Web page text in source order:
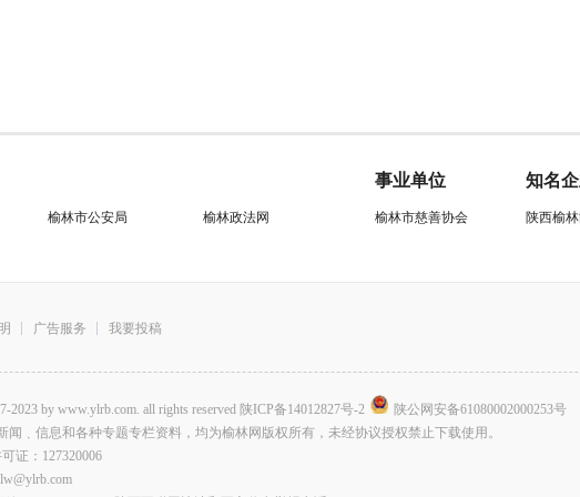
榆林市公安局 榆林政法网
事业单位
榆林市慈善协会
知名
陕西榆
广告服务 我要投稿
by www.ylrb.com. all rights reserved 陕ICP备14012827号-2
陕公网安备61080002000253号
﹑信息和各种专题专栏资料，均为榆林网版权所有，未经协议授权禁止下载使用。
证：127320006